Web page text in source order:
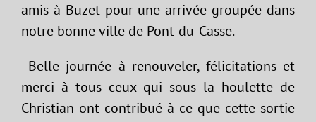
amis à Buzet pour une arrivée groupée dans
notre bonne ville de Pont-du-Casse.
Belle journée à renouveler, félicitations et
merci à tous ceux qui sous la houlette de
Christian ont contribué à ce que cette sortie